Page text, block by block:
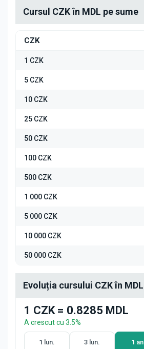
Cursul CZK în MDL pe sume
CZK
1 CZK
5 CZK
10 CZK
25 CZK
50 CZK
100 CZK
500 CZK
1 000 CZK
5 000 CZK
10 000 CZK
50 000 CZK
Evoluția cursului CZK în MDL
1 CZK = 0.8285 MDL
A crescut cu 3.5%
1 lun. 3 lun. 1 an